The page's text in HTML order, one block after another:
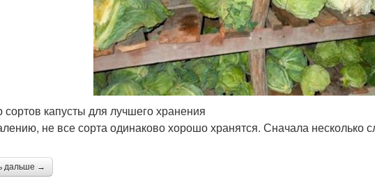
капусты для лучшего хранения
не все сорта одинаково хорошо хранятся. Сначала несколько
дальше →